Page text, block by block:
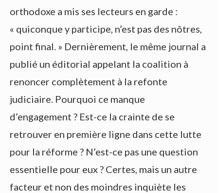
orthodoxe a mis ses lecteurs en garde :
« quiconque y participe, n’est pas des nôtres,
point final. » Dernièrement, le même journal a
publié un éditorial appelant la coalition à
renoncer complètement à la refonte
judiciaire. Pourquoi ce manque
d’engagement ? Est-ce la crainte de se
retrouver en première ligne dans cette lutte
pour la réforme ? N’est-ce pas une question
essentielle pour eux ? Certes, mais un autre
facteur et non des moindres inquiète les